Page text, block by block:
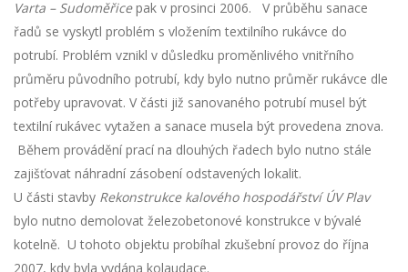
Varta – Sudoměřicepak v prosinci 2006. V průběhu sanace
řadů se vyskytl problém s vložením textilního rukávce do
potrubí. Problém vznikl v důsledku proměnlivého vnitřního
průměru původního potrubí, kdy bylo nutno průměr rukávce dle
potřeby upravovat. V části již sanovaného potrubí musel být
textilní rukávec vytažen a sanace musela být provedena znova.
Během provádění prací na dlouhých řadech bylo nutno stále
zajišťovat náhradní zásobení odstavených lokalit.
U části stavby Rekonstrukce kalového hospodářství ÚV Plav
bylo nutno demolovat železobetonové konstrukce v bývalé
kotelně. U tohoto objektu probíhal zkušební provoz do října
2007, kdy byla vydána kolaudace.